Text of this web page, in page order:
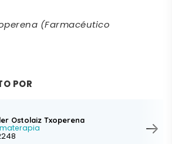
(Farmacéutico
POR
Ostolaiz Txoperena